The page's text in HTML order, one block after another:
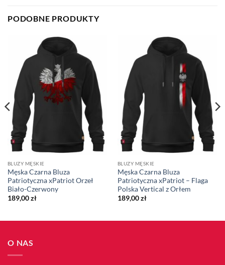
PODOBNE PRODUKTY
BLUZY MĘSKIE
Męska Czarna Bluza
Patriotyczna xPatriot Orzeł
Biało-Czerwony
189,00zł
BLUZY MĘSKIE
Męska Czarna Bluza
Patriotyczna xPatriot – Flaga
Polska Vertical z Orłem
189,00zł
O NAS